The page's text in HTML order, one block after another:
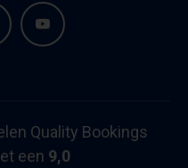
Quality Bookings
een 9,0